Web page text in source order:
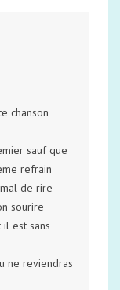
chanson
sauf que
refrain
de rire
sourire
est sans
ne reviendras